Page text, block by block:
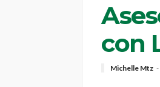
con
Michelle Mtz